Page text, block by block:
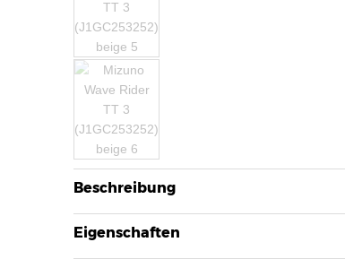
Beschreibung
Eigenschaften